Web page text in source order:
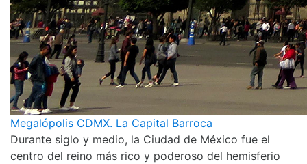
Megalópolis CDMX. La Capital Barroca
Durante siglo y medio, la Ciudad de México fue el
centro del reino más rico y poderoso del hemisferio